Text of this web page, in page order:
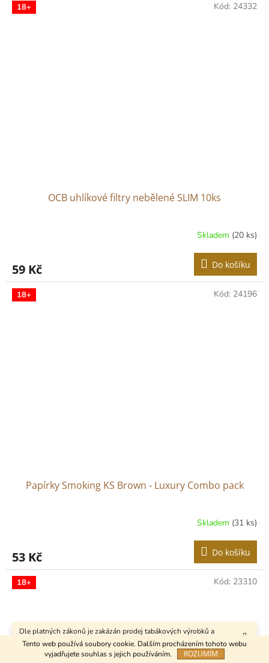
Tento web používá soubory cookie. Dalším procházením tohoto webu
vyjadřujete souhlas s jejich používáním.
ROZUMÍM
Dle platných zákonů je zakázán prodej tabákových výrobků a
kuřáckých pomůcek osobám mladším 18 let.
18+
OCB uhlíkové filtry nebělené SLIM 10ks
Skladem (20 ks)
59 Kč Do košíku
Kód: 24332
18+
Papírky Smoking KS Brown - Luxury Combo pack
Skladem (31 ks)
53 Kč Do košíku
Kód: 24196
18+ Kód: 23310